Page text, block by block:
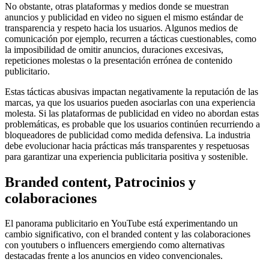
No obstante, otras plataformas y medios donde se muestran
anuncios y publicidad en video no siguen el mismo estándar de
transparencia y respeto hacia los usuarios. Algunos medios de
comunicación por ejemplo, recurren a tácticas cuestionables, como
la imposibilidad de omitir anuncios, duraciones excesivas,
repeticiones molestas o la presentación errónea de contenido
publicitario.
Estas tácticas abusivas impactan negativamente la reputación de las
marcas, ya que los usuarios pueden asociarlas con una experiencia
molesta. Si las plataformas de publicidad en video no abordan estas
problemáticas, es probable que los usuarios continúen recurriendo a
bloqueadores de publicidad como medida defensiva. La industria
debe evolucionar hacia prácticas más transparentes y respetuosas
para garantizar una experiencia publicitaria positiva y sostenible.
Branded content, Patrocinios y
colaboraciones
El panorama publicitario en YouTube está experimentando un
cambio significativo, con el branded content y las colaboraciones
con youtubers o influencers emergiendo como alternativas
destacadas frente a los anuncios en video convencionales.